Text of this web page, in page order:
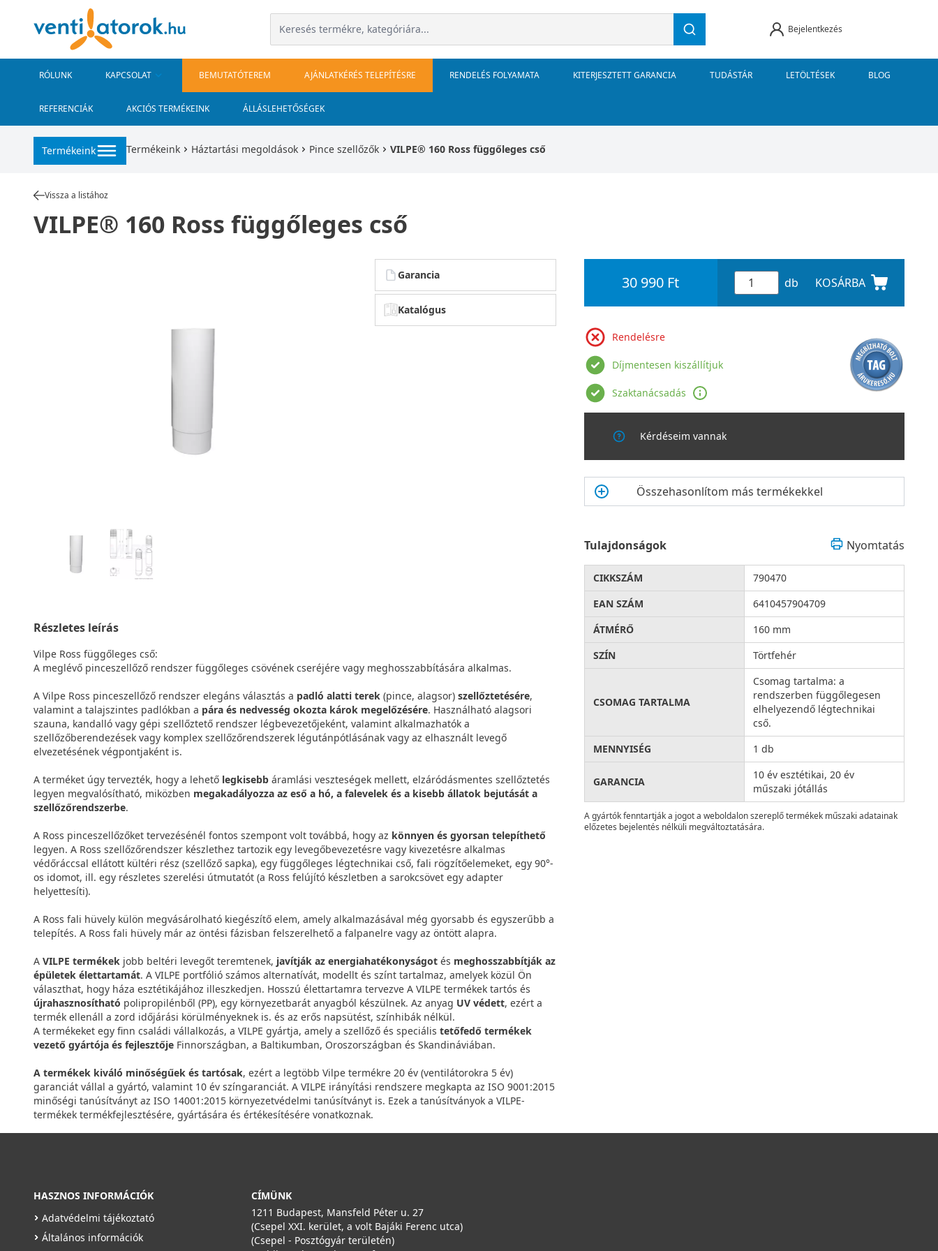
Bejelentkezés
RÓLUNK KAPCSOLAT BEMUTATÓTEREM AJÁNLATKÉRÉS TELEPÍTÉSRE RENDELÉS FOLYAMATA KITERJESZTETT GARANCIA TUDÁSTÁR LETÖLTÉSEK BLOG
REFERENCIÁK AKCIÓS TERMÉKEINK ÁLLÁSLEHETŐSÉGEK
Termékeink Termékeink Háztartási megoldások Pince szellőzők VILPE® 160 Ross függőleges cső
Vissza a listához
VILPE® 160 Ross függőleges cső
Garancia
Katalógus
Részletes leírás
Vilpe Ross függőleges cső:
A meglévő pinceszellőző rendszer függőleges csövének cseréjére vagy meghosszabbítására alkalmas.
A Vilpe Ross pinceszellőző rendszer elegáns választás a padló alatti terek (pince, alagsor) szellőztetésére,
valamint a talajszintes padlókban a pára és nedvesség okozta károk megelőzésére. Használható alagsori
szauna, kandalló vagy gépi szellőztető rendszer légbevezetőjeként, valamint alkalmazhatók a
szellőzőberendezések vagy komplex szellőzőrendszerek légutánpótlásának vagy az elhasznált levegő
elvezetésének végpontjaként is.
A terméket úgy tervezték, hogy a lehető legkisebb áramlási veszteségek mellett, elzáródásmentes szellőztetés
legyen megvalósítható, miközben megakadályozza az eső a hó, a falevelek és a kisebb állatok bejutását a
szellőzőrendszerbe.
A Ross pinceszellőzőket tervezésénél fontos szempont volt továbbá, hogy az könnyen és gyorsan telepíthető
legyen. A Ross szellőzőrendszer készlethez tartozik egy levegőbevezetésre vagy kivezetésre alkalmas
védőráccsal ellátott kültéri rész (szellőző sapka), egy függőleges légtechnikai cső, fali rögzítőelemeket, egy 90°-
os idomot, ill. egy részletes szerelési útmutatót (a Ross felújító készletben a sarokcsövet egy adapter
helyettesíti).
A Ross fali hüvely külön megvásárolható kiegészítő elem, amely alkalmazásával még gyorsabb és egyszerűbb a
telepítés. A Ross fali hüvely már az öntési fázisban felszerelhető a falpanelre vagy az öntött alapra.
A VILPE termékek jobb beltéri levegőt teremtenek, javítják az energiahatékonyságot és meghosszabbítják az
épületek élettartamát. A VILPE portfólió számos alternatívát, modellt és színt tartalmaz, amelyek közül Ön
választhat, hogy háza esztétikájához illeszkedjen. Hosszú élettartamra tervezve A VILPE termékek tartós és
újrahasznosítható polipropilénből (PP), egy környezetbarát anyagból készülnek. Az anyag UV védett, ezért a
termék ellenáll a zord időjárási körülményeknek is. és az erős napsütést, színhibák nélkül.
A termékeket egy finn családi vállalkozás, a VILPE gyártja, amely a szellőző és speciális tetőfedő termékek
vezető gyártója és fejlesztője Finnországban, a Baltikumban, Oroszországban és Skandináviában.
A termékek kiváló minőségűek és tartósak, ezért a legtöbb Vilpe termékre 20 év (ventilátorokra 5 év)
garanciát vállal a gyártó, valamint 10 év színgaranciát. A VILPE irányítási rendszere megkapta az ISO 9001:2015
minőségi tanúsítványt az ISO 14001:2015 környezetvédelmi tanúsítványt is. Ezek a tanúsítványok a VILPE-
termékek termékfejlesztésére, gyártására és értékesítésére vonatkoznak.
30 990 Ft db KOSÁRBA
Rendelésre
Díjmentesen kiszállítjuk
Szaktanácsadás
Kérdéseim vannak
Összehasonlítom más termékekkel
Tulajdonságok Nyomtatás
CIKKSZÁM
790470
EAN SZÁM
6410457904709
ÁTMÉRŐ
160 mm
SZÍN
Törtfehér
CSOMAG TARTALMA
Csomag tartalma: a
rendszerben függőlegesen
elhelyezendő légtechnikai
cső.
MENNYISÉG
1 db
GARANCIA
10 év esztétikai, 20 év
műszaki jótállás
A gyártók fenntartják a jogot a weboldalon szereplő termékek műszaki adatainak
előzetes bejelentés nélküli megváltoztatására.
HASZNOS INFORMÁCIÓK
Adatvédelmi tájékoztató
Általános információk
CÍMÜNK
1211 Budapest, Mansfeld Péter u. 27
(Csepel XXI. kerület, a volt Bajáki Ferenc utca)
(Csepel - Posztógyár területén)